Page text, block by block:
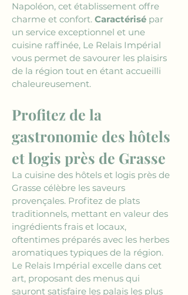
Napoléon, cet établissement offre
charme et confort. Caractérisé par
un service exceptionnel et une
cuisine raffinée, Le Relais Impérial
vous permet de savourer les plaisirs
de la région tout en étant accueilli
chaleureusement.
Profitez de la
gastronomie des hôtels
et logis près de Grasse
La cuisine des hôtels et logis près de
Grasse célèbre les saveurs
provençales. Profitez de plats
traditionnels, mettant en valeur des
ingrédients frais et locaux,
oftentimes préparés avec les herbes
aromatiques typiques de la région.
Le Relais Impérial excelle dans cet
art, proposant des menus qui
sauront satisfaire les palais les plus